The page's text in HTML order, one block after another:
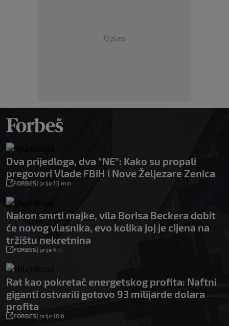
Oglas
Dva prijedloga, dva “NE”: Kako su propali
pregovori Vlade FBiH i Nove Željezare Zenica
FORBES| prije 13 min.
Nakon smrti majke, vila Borisa Beckera dobit
će novog vlasnika, evo kolika joj je cijena na
tržištu nekretnina
FORBES| prije 4 h
Rat kao pokretač energetskog profita: Naftni
giganti ostvarili gotovo 93 milijarde dolara
profita
FORBES| prije 10 h